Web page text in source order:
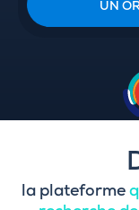
UN
la plateforme